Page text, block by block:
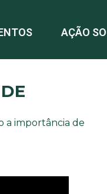
AÇÃO
a importância de